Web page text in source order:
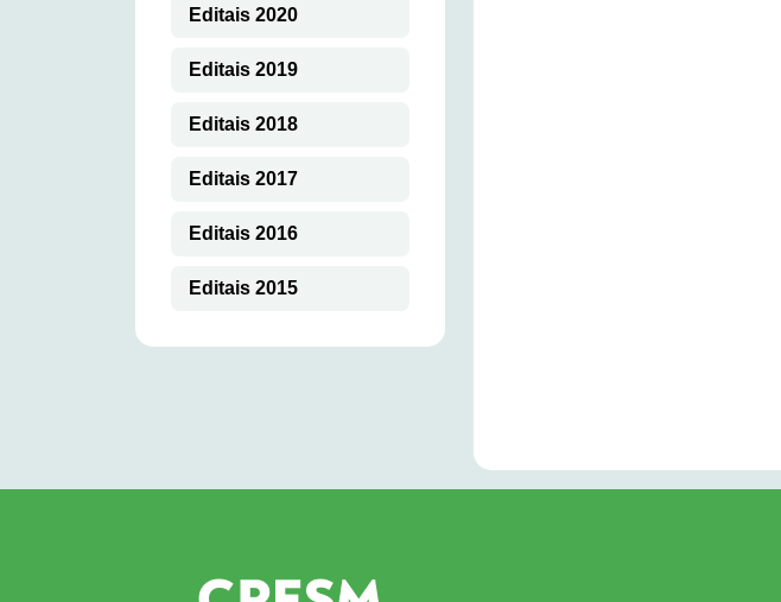
Editais 2020
Editais 2019
Editais 2018
Editais 2017
Editais 2016
Editais 2015